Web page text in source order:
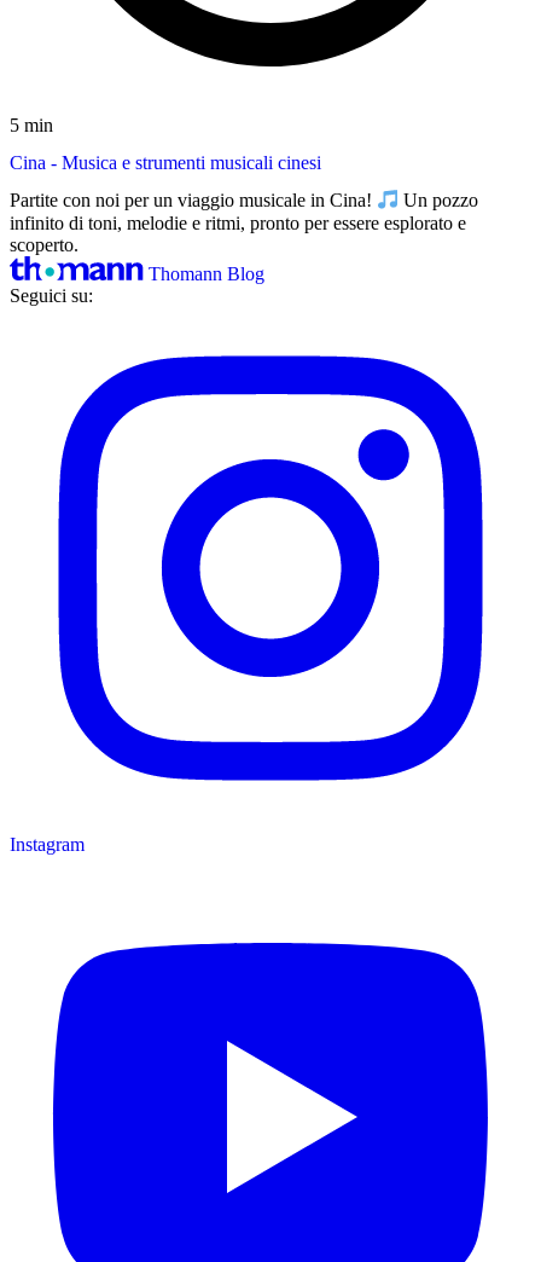
5 min
Cina - Musica e strumenti musicali cinesi
Partite con noi per un viaggio musicale in Cina!
Un pozzo
infinito di toni, melodie e ritmi, pronto per essere esplorato e
scoperto.
Thomann Blog
Seguici su:
Instagram